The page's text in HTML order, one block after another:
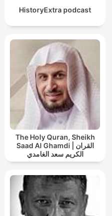
HistoryExtra podcast
The Holy Quran, Sheikh
Saad Al Ghamdi | القران
الكريم سعد الغامدي